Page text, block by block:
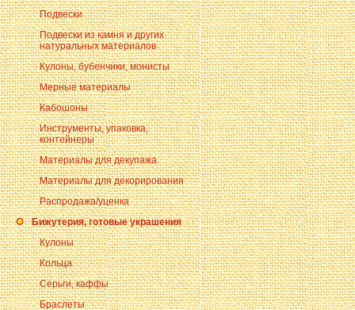
Подвески
Подвески из камня и других
натуральных материалов
Кулоны, бубенчики, монисты
Мерные материалы
Кабошоны
Инструменты, упаковка,
контейнеры
Материалы для декупажа
Материалы для декорирования
Распродажа/уценка
Бижутерия, готовые украшения
Кулоны
Кольца
Серьги, каффы
Браслеты